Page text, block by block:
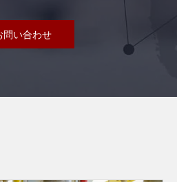
問い合わせ